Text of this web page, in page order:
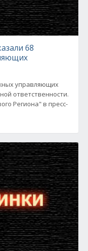
68
управляющих
ответственности.
Региона" в пресс-